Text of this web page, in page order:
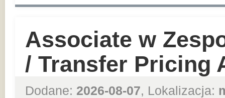
Associate w
/ Transfer Pricing
Dodane: 2026-08-07, Lokalizacja: